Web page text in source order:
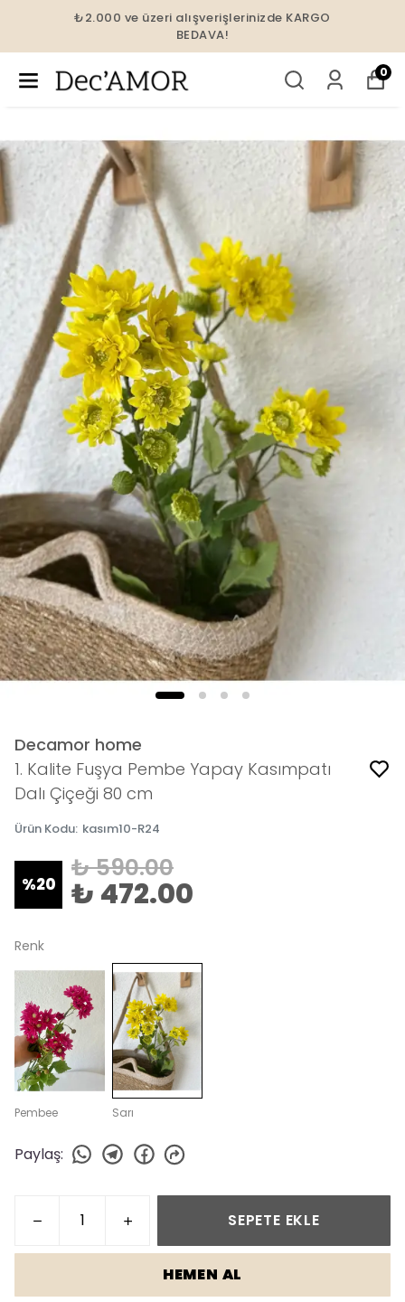
₺2.000 ve üzeri alışverişlerinizde KARGO
BEDAVA!
0
Decamor home
1. Kalite Fuşya Pembe Yapay Kasımpatı
Dalı Çiçeği 80 cm
Ürün Kodu: kasım10-R24
%20
₺ 590.00
₺ 472.00
Renk
Pembee Sarı
Paylaş:
SEPETE EKLE
HEMEN AL